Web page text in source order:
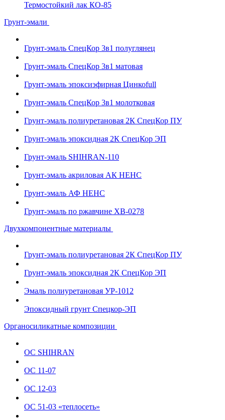
Термостойкий лак КО-85
Грунт-эмали
Грунт-эмаль СпецКор 3в1 полуглянец
Грунт-эмаль СпецКор 3в1 матовая
Грунт-эмаль эпоксиэфирная Цинкоfull
Грунт-эмаль СпецКор 3в1 молотковая
Грунт-эмаль полиуретановая 2К СпецКор ПУ
Грунт-эмаль эпоксидная 2К СпецКор ЭП
Грунт-эмаль SHIHRAN-110
Грунт-эмаль акриловая АК НЕНС
Грунт-эмаль АФ НЕНС
Грунт-эмаль по ржавчине ХВ-0278
Двухкомпонентные материалы
Грунт-эмаль полиуретановая 2К СпецКор ПУ
Грунт-эмаль эпоксидная 2К СпецКор ЭП
Эмаль полиуретановая УР-1012
Эпоксидный грунт Спецкор-ЭП
Органосиликатные композиции
ОС SHIHRAN
ОС 11-07
ОС 12-03
ОС 51-03 «теплосеть»